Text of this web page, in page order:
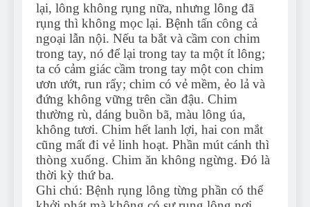
lại, lông không rụng nữa, nhưng lông đã
rụng thì không mọc lại. Bệnh tấn công cả
ngoại lẫn nội. Nếu ta bắt và cầm con chim
trong tay, nó để lại trong tay ta một ít lông;
ta có cảm giác cầm trong tay một con chim
ươn ướt, run rẩy; chim có vẻ mềm, ẻo lả và
đứng không vững trên cần đậu. Chim
thường rù, dáng buồn bã, màu lông úa,
không tươi. Chim hết lanh lợi, hai con mắt
cũng mất đi vẻ linh hoạt. Phần mút cánh thì
thòng xuống. Chim ăn không ngừng. Đó là
thời kỳ thứ ba.
Ghi chú: Bệnh rụng lông từng phần có thể